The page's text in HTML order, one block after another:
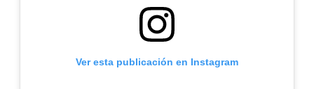
Ver esta publicación en Instagram